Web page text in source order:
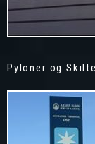
Pyloner og